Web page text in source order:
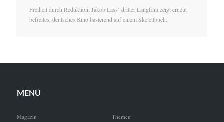
Freiheit durch Reduktion: Jakob Lass’ dritter Langfilm zeigt erneut
befreites, deutsches Kino basierend auf einem Skelettbuch.
MENÜ
Magazin
Themen